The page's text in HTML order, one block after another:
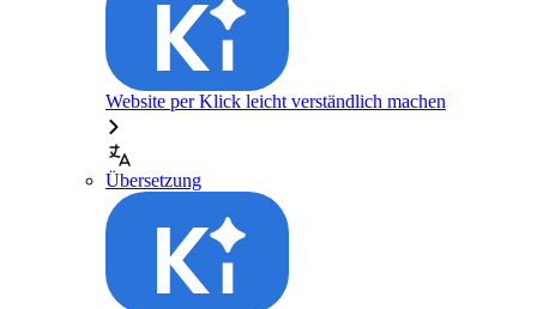
Website per Klick leicht verständlich machen
Übersetzung